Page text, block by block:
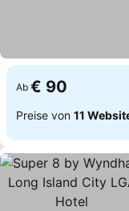
Ab € 90
Preise von 11